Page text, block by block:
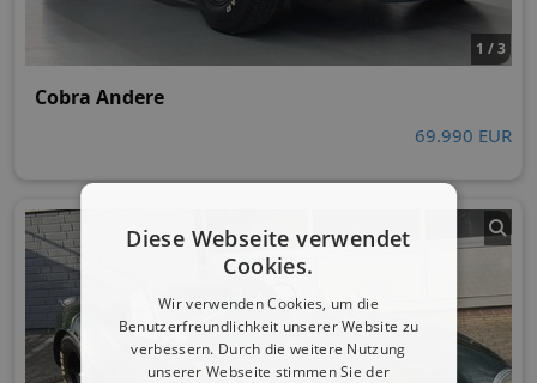
1 / 3
Cobra Andere
69.990 EUR
Diese Webseite verwendet
Cookies.
Wir verwenden Cookies, um die
Benutzerfreundlichkeit unserer Website zu
verbessern. Durch die weitere Nutzung
unserer Webseite stimmen Sie der